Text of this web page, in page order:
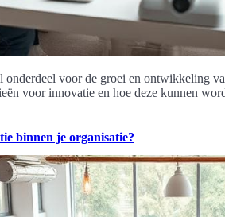
onderdeel voor de groei en ontwikkeling
voor innovatie en hoe deze kunnen
binnen je organisatie?